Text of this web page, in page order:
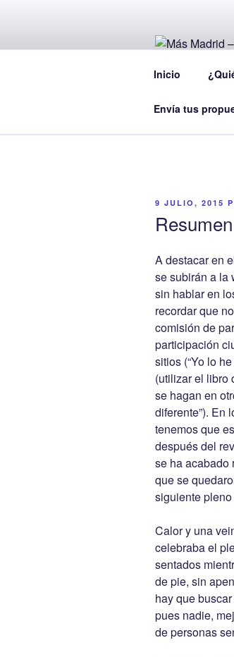
MÁS
Inicio
Envía tus
PUBLICADO
9 JULIO, 2015
A destacar en
se subirán a la
sin hablar en
recordar que
comisión de
participación
sitios (“Yo lo
(utilizar el libro
se hagan en
diferente”). En
tenemos que
después del
se ha acabado
que se
siguiente
Calor y una
celebraba el
sentados
de pie, sin
hay que
pues nadie,
de personas